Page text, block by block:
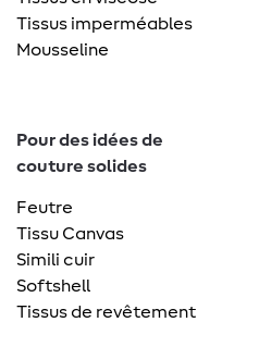
Tissus imperméables
Mousseline
Pour des idées de
couture solides
Feutre
Tissu Canvas
Simili cuir
Softshell
Tissus de revêtement